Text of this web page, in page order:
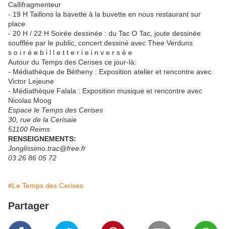
Callifragmenteur
- 19 H Taillons la bavette à la buvette en nous restaurant sur
place
- 20 H / 22 H Soirée dessinée : du Tac O Tac, joute dessinée
soufflée par le public, concert dessiné avec Thee Verduns
s o i r é e b i l l e t t e r i e i n v e r s é e
Autour du Temps des Cerises ce jour-là:
- Médiathèque de Bétheny : Exposition atelier et rencontre avec
Victor Lejeune
- Médiathèque Falala : Exposition musique et rencontre avec
Nicolas Moog
Espace le Temps des Cerises
30, rue de la Cerisaie
51100 Reims
RENSEIGNEMENTS:
Jonglissimo.trac@free.fr
03 26 86 05 72
#Le Temps des Cerises
Partager